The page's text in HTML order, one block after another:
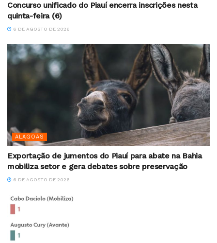
Concurso unificado do Piauí encerra inscrições nesta
quinta-feira (6)
6 DE AGOSTO DE 2026
ALAGOAS
Exportação de jumentos do Piauí para abate na Bahia
mobiliza setor e gera debates sobre preservação
6 DE AGOSTO DE 2026